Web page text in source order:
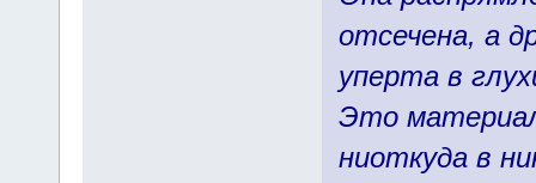
отсечена, а
уперта в
Это
ниоткуда в